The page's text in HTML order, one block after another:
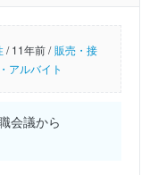
/11年前 / 販売・接
アルバイト
会議から